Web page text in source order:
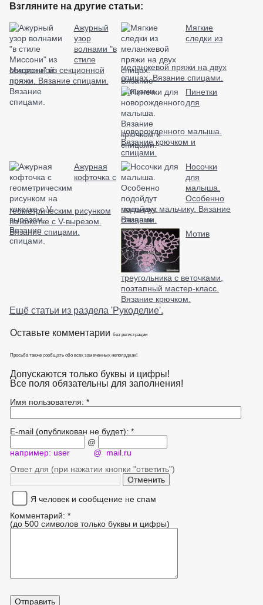
Взгляните на другие статьи:
Ажурный
узор
волнами "в
стиле
Миссони" из секционной
пряжи. Вязание спицами.
Мягкие
следки из
меланжевой пряжи на двух
спицах. Вязание спицами.
Пинетки
для
новорожденного малыша.
Вязание крючком и
спицами.
Ажурная
кофточка с
геометрическим рисунком
на кокетке с V-вырезом.
Вязание спицами.
Носочки
для
малыша.
Особенно
подойдут мальчику. Вязание
спицами.
Мотив
треугольника с веточками,
поэтапный мастер-класс.
Вязание крючком.
Ещё статьи из раздела 'Рукоделие'.
Оставьте комментарии без регистрации
Просьба также сообщать обо всех замеченных неполадках!
Допускаются только буквы и цифры!
Все поля обязательны для заполнения!
Имя пользователя: *
E-mail (опубликован не будет): *
@
например: user @ mail.ru
Ответ для (при нажатии кнопки "ответить")
Я человек и сообщение не спам
Комментарий: *
(до 500 символов только буквы и цифры)